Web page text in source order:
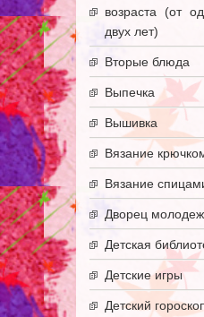
возраста (от
двух лет)
Вторые блюда
Выпечка
Вышивка
Вязание
Вязание
Дворец
Детская
Детские игры
Детский